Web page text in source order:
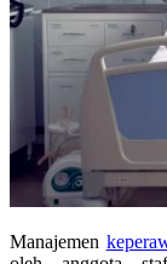
Manajemen